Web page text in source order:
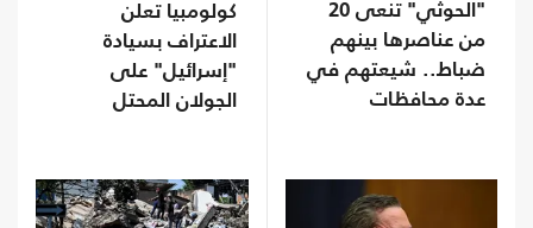
"الحوثي" تنعى 20
من عناصرها بينهم
ضباط.. شيعتهم في
عدة محافظات
كولومبيا تعلن
الاعتراف بسيادة
"إسرائيل" على
الجولان المحتل